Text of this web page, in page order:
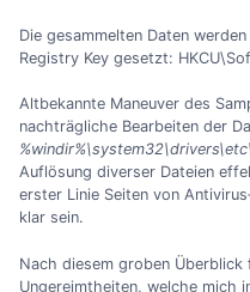
Die gesammelten Daten
Registry Key gesetzt:
Altbekannte Maneuver des
nachträgliche Bearbeiten der
Auflösung diverser Dateien
erster Linie Seiten von
klar sein.
Nach diesem groben
Ungereimtheiten, welche mich